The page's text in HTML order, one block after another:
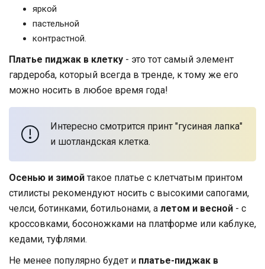
яркой
пастельной
контрастной.
Платье пиджак в клетку - это тот самый элемент
гардероба, который всегда в тренде, к тому же его
можно носить в любое время года!
Интересно смотрится принт "гусиная лапка"
и шотландская клетка.
Осенью и зимой такое платье с клетчатым принтом
стилисты рекомендуют носить с высокими сапогами,
челси, ботинками, ботильонами, а летом и весной - с
кроссовками, босоножками на платформе или каблуке,
кедами, туфлями.
Не менее популярно будет и платье-пиджак в